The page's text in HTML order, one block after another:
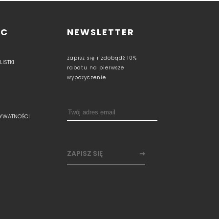
NEWSLETTER
zapisz się i zdobądź 10%
rabatu na pierwsze
wypożyczenie
ZAPISZ SIĘ ➞